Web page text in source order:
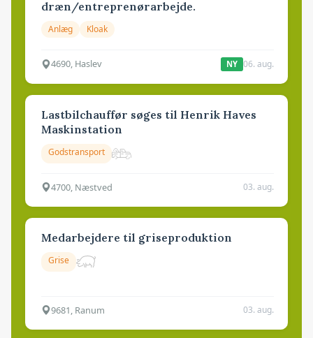
dræn/entreprenørarbejde.
Anlæg Kloak
4690, Haslev NY 06. aug.
Lastbilchauffør søges til Henrik Haves
Maskinstation
Godstransport
4700, Næstved 03. aug.
Medarbejdere til griseproduktion
Grise
9681, Ranum 03. aug.